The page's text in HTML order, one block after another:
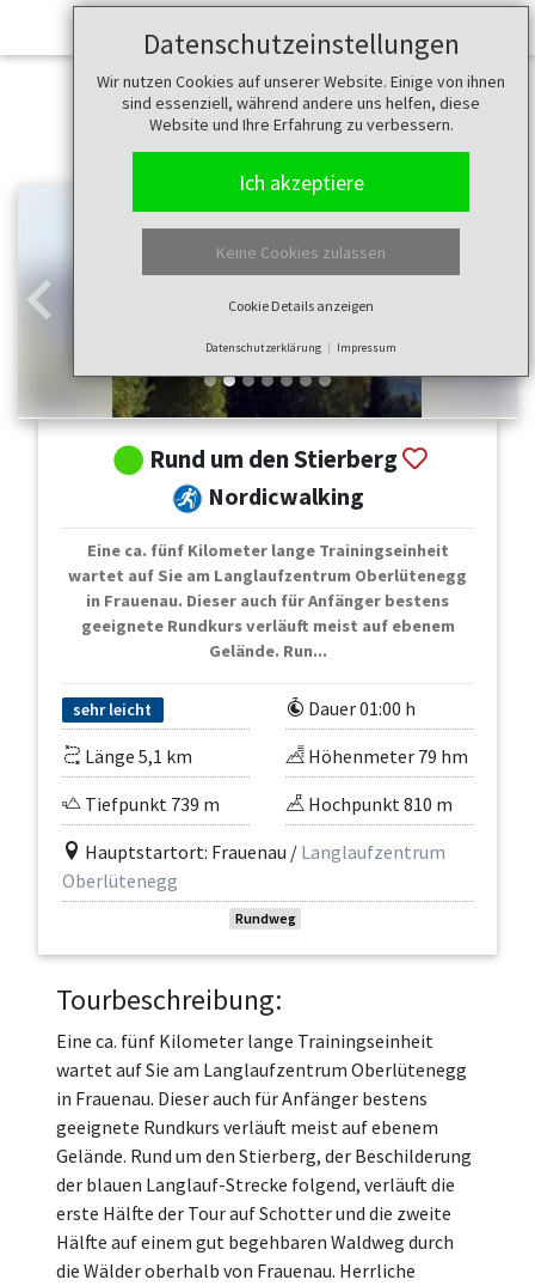
Datenschutzeinstellungen
Wir nutzen Cookies auf unserer Website. Einige von ihnen
sind essenziell, während andere uns helfen, diese
Website und Ihre Erfahrung zu verbessern.
Ich akzeptiere
Keine Cookies zulassen
Cookie Details anzeigen
Datenschutzerklärung Impressum
Zurück
Rund um den Stierberg
Nordicwalking
Eine ca. fünf Kilometer lange Trainingseinheit
wartet auf Sie am Langlaufzentrum Oberlütenegg
in Frauenau. Dieser auch für Anfänger bestens
geeignete Rundkurs verläuft meist auf ebenem
Gelände. Run...
sehr leicht
Dauer 01:00 h
Länge 5,1 km
Höhenmeter 79 hm
Tiefpunkt 739 m
Hochpunkt 810 m
Hauptstartort: Frauenau / Langlaufzentrum
Oberlütenegg
Rundweg
Tourbeschreibung:
Eine ca. fünf Kilometer lange Trainingseinheit
wartet auf Sie am Langlaufzentrum Oberlütenegg
in Frauenau. Dieser auch für Anfänger bestens
geeignete Rundkurs verläuft meist auf ebenem
Gelände. Rund um den Stierberg, der Beschilderung
der blauen Langlauf-Strecke folgend, verläuft die
erste Hälfte der Tour auf Schotter und die zweite
Hälfte auf einem gut begehbaren Waldweg durch
die Wälder oberhalb von Frauenau. Herrliche